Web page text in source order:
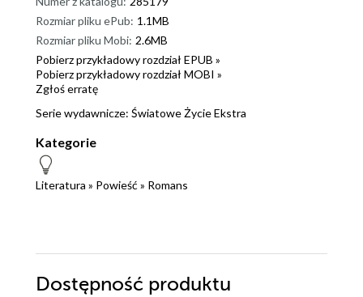
Rozmiar pliku ePub: 1.1MB
Rozmiar pliku Mobi: 2.6MB
Pobierz przykładowy rozdział EPUB »
Pobierz przykładowy rozdział MOBI »
Zgłoś erratę
Serie wydawnicze: Światowe Życie Ekstra
Kategorie
Literatura » Powieść » Romans
Dostępność produktu